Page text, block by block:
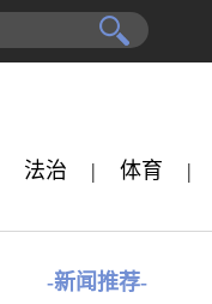
法治 | 体育 |
-新闻推荐-